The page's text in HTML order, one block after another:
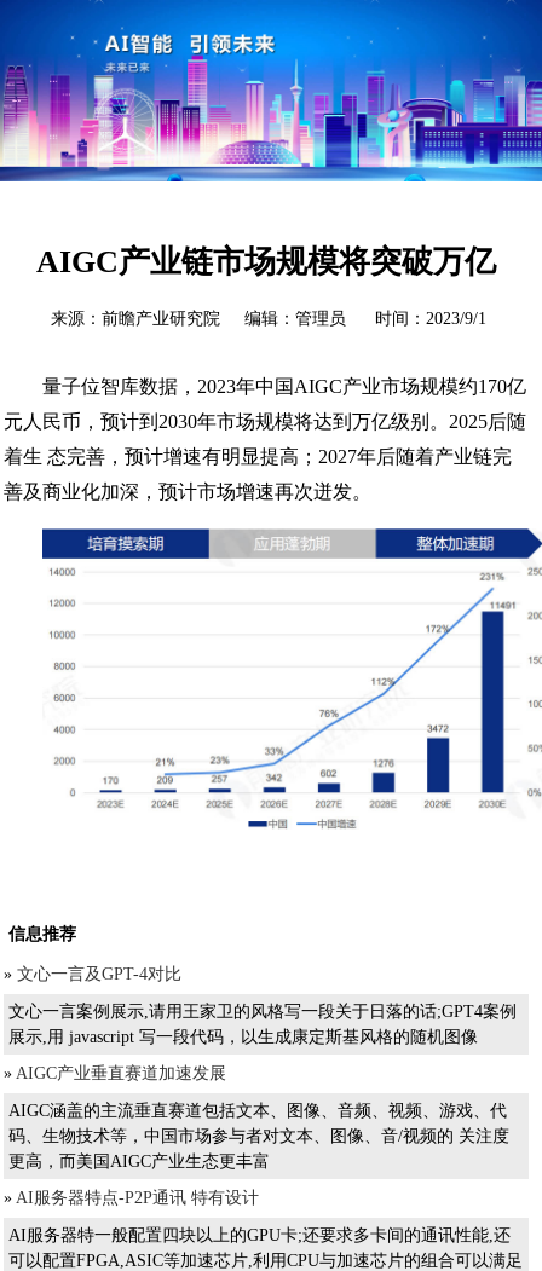
AIGC产业链市场规模将突破万亿
来源：前瞻产业研究院 编辑：管理员 时间：2023/9/1
量子位智库数据，2023年中国AIGC产业市场规模约170亿
元人民币，预计到2030年市场规模将达到万亿级别。2025后随
着生 态完善，预计增速有明显提高；2027年后随着产业链完
善及商业化加深，预计市场增速再次迸发。
信息推荐
» 文心一言及GPT-4对比
文心一言案例展示,请用王家卫的风格写一段关于日落的话;GPT4案例
展示,用 javascript 写一段代码，以生成康定斯基风格的随机图像
» AIGC产业垂直赛道加速发展
AIGC涵盖的主流垂直赛道包括文本、图像、音频、视频、游戏、代
码、生物技术等，中国市场参与者对文本、图像、音/视频的 关注度
更高，而美国AIGC产业生态更丰富
» AI服务器特点-P2P通讯 特有设计
AI服务器特一般配置四块以上的GPU卡;还要求多卡间的通讯性能,还
可以配置FPGA,ASIC等加速芯片,利用CPU与加速芯片的组合可以满足